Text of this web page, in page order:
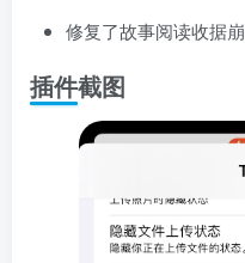
修复了故事阅读收据崩
插件截图